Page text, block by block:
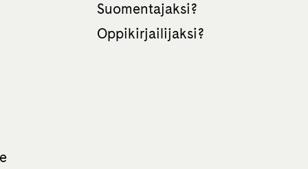
Suomentajaksi?
Oppikirjailijaksi?